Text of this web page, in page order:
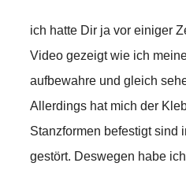
ich hatte Dir ja vor einiger
Video gezeigt wie ich
aufbewahre und gleich
Allerdings hat mich der
Stanzformen befestigt sind
gestört. Deswegen habe